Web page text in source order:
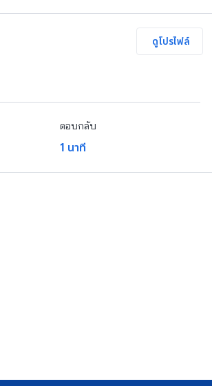
ดูโปรไฟล์
ตอบกลับ
1 นาที